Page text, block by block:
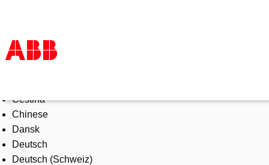
Products & Solutions
Industries
Services
About us
Where to buy
Čeština
Chinese
Dansk
Deutsch
Deutsch (Schweiz)